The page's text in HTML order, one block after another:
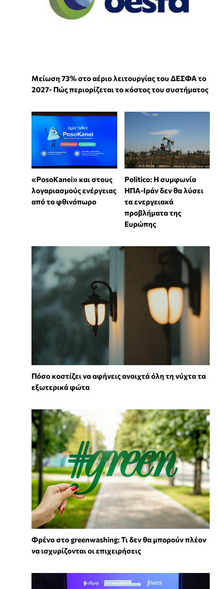
Μείωση 73% στο αέριο λειτουργίας του ΔΕΣΦΑ το
2027- Πώς περιορίζεται το κόστος του συστήματος
«PosoKanei» και στους
λογαριασμούς ενέργειας
από το φθινόπωρο
Politico: Η συμφωνία
ΗΠΑ-Ιράν δεν θα λύσει
τα ενεργειακά
προβλήματα της
Ευρώπης
Πόσο κοστίζει να αφήνεις ανοιχτά όλη τη νύχτα τα
εξωτερικά φώτα
Φρένο στο greenwashing: Τι δεν θα μπορούν πλέον
να ισχυρίζονται οι επιχειρήσεις